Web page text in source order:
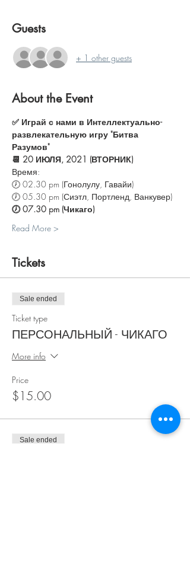
Guests
+ 1 other guests
About the Event
✅ Играй с нами в Интеллектуально-
развлекательную игру "Битва
Разумов"
📆 20 ИЮЛЯ, 2021 (ВТОРНИК)
Время:
🕖 02.30 pm (Гонолулу, Гавайи)
🕖 05.30 pm (Сиэтл, Портленд, Ванкувер)
🕖 07.30 pm (Чикаго)
Read More >
Tickets
Sale ended
Ticket type
ПЕРСОНАЛЬНЫЙ - ЧИКАГО
More info
Price
$15.00
Sale ended